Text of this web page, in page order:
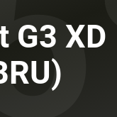
G3 XD